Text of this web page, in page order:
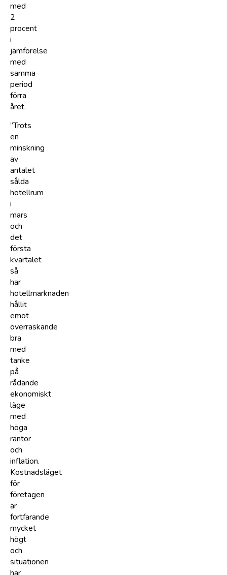
med
2
procent
i
jämförelse
med
samma
period
förra
året.
”Trots
en
minskning
av
antalet
sålda
hotellrum
i
mars
och
det
första
kvartalet
så
har
hotellmarknaden
hållit
emot
överraskande
bra
med
tanke
på
rådande
ekonomiskt
läge
med
höga
räntor
och
inflation.
Kostnadsläget
för
företagen
är
fortfarande
mycket
högt
och
situationen